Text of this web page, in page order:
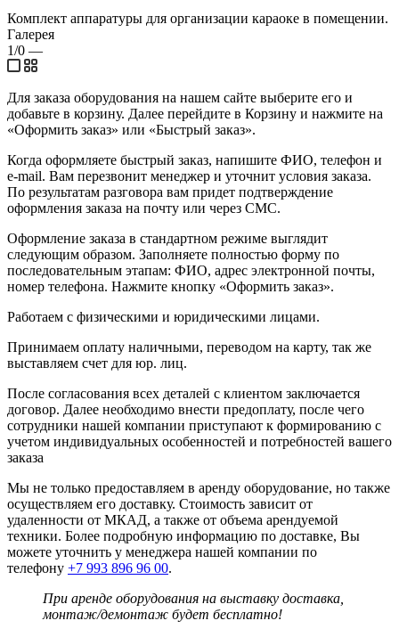
Комплект аппаратуры для организации караоке в помещении.
Галерея
1/0 —
Для заказа оборудования на нашем сайте выберите его и
добавьте в корзину. Далее перейдите в Корзину и нажмите на
«Оформить заказ» или «Быстрый заказ».
Когда оформляете быстрый заказ, напишите ФИО, телефон и
e-mail. Вам перезвонит менеджер и уточнит условия заказа.
По результатам разговора вам придет подтверждение
оформления заказа на почту или через СМС.
Оформление заказа в стандартном режиме выглядит
следующим образом. Заполняете полностью форму по
последовательным этапам: ФИО, адрес электронной почты,
номер телефона. Нажмите кнопку «Оформить заказ».
Работаем с физическими и юридическими лицами.
Принимаем оплату наличными, переводом на карту, так же
выставляем счет для юр. лиц.
После согласования всех деталей с клиентом заключается
договор. Далее необходимо внести предоплату, после чего
сотрудники нашей компании приступают к формированию с
учетом индивидуальных особенностей и потребностей вашего
заказа
Мы не только предоставляем в аренду оборудование, но также
осуществляем его доставку. Стоимость зависит от
удаленности от МКАД, а также от объема арендуемой
техники. Более подробную информацию по доставке, Вы
можете уточнить у менеджера нашей компании по
телефону +7 993 896 96 00.
При аренде оборудования на выставку доставка,
монтаж/демонтаж будет бесплатно!